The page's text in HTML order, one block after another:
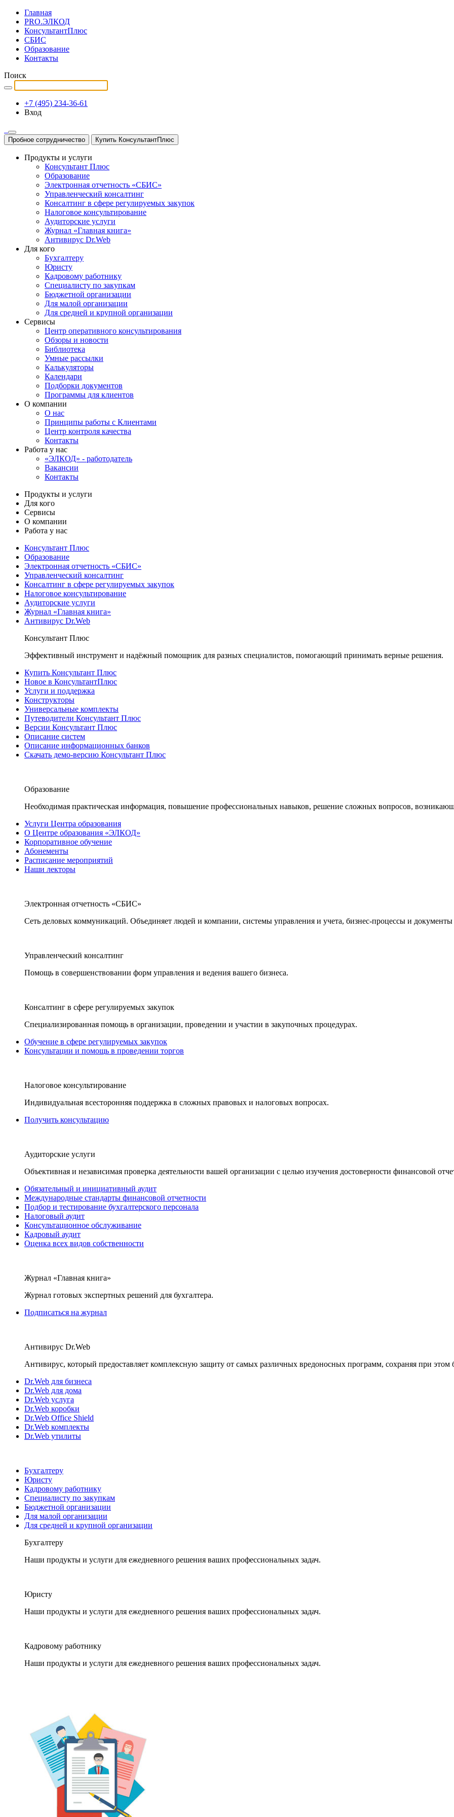
Главная
PRO.ЭЛКОД
КонсультантПлюс
СБИС
Образование
Контакты
Поиск
+7 (495) 234-36-61
Вход
Пробное сотрудничество Купить КонсультантПлюс
Продукты и услуги
Консультант Плюс
Образование
Электронная отчетность «СБИС»
Управленческий консалтинг
Консалтинг в сфере регулируемых закупок
Налоговое консультирование
Аудиторские услуги
Журнал «Главная книга»
Антивирус Dr.Web
Для кого
Бухгалтеру
Юристу
Кадровому работнику
Специалисту по закупкам
Бюджетной организации
Для малой организации
Для средней и крупной организации
Сервисы
Центр оперативного консультирования
Обзоры и новости
Библиотека
Умные рассылки
Калькуляторы
Календари
Подборки документов
Программы для клиентов
О компании
О нас
Принципы работы с Клиентами
Центр контроля качества
Контакты
Работа у нас
«ЭЛКОД» - работодатель
Вакансии
Контакты
Продукты и услуги
Для кого
Сервисы
О компании
Работа у нас
Консультант Плюс
Образование
Электронная отчетность «СБИС»
Управленческий консалтинг
Консалтинг в сфере регулируемых закупок
Налоговое консультирование
Аудиторские услуги
Журнал «Главная книга»
Антивирус Dr.Web
Консультант Плюс
Эффективный инструмент и надёжный помощник для разных специалистов, помогающий принимать верные решения.
Купить Консультант Плюс
Новое в КонсультантПлюс
Услуги и поддержка
Конструкторы
Универсальные комплекты
Путеводители Консультант Плюс
Версии Консультант Плюс
Описание систем
Описание информационных банков
Скачать демо-версию Консультант Плюс
Образование
Необходимая практическая информация, повышение профессиональных навыков, решение сложных вопросов,
Услуги Центра образования
О Центре образования «ЭЛКОД»
Корпоративное обучение
Абонементы
Расписание мероприятий
Наши лекторы
Электронная отчетность «СБИС»
Сеть деловых коммуникаций. Объединяет людей и компании, системы управления и учета, бизнес-процессы и документы
Управленческий консалтинг
Помощь в совершенствовании форм управления и ведения вашего бизнеса.
Консалтинг в сфере регулируемых закупок
Специализированная помощь в организации, проведении и участии в закупочных процедурах.
Обучение в сфере регулируемых закупок
Консультации и помощь в проведении торгов
Налоговое консультирование
Индивидуальная всесторонняя поддержка в сложных правовых и налоговых вопросах.
Получить консультацию
Аудиторские услуги
Объективная и независимая проверка деятельности вашей организации с целью изучения достоверности финансовой
Обязательный и инициативный аудит
Международные стандарты финансовой отчетности
Подбор и тестирование бухгалтерского персонала
Налоговый аудит
Консультационное обслуживание
Кадровый аудит
Оценка всех видов собственности
Журнал «Главная книга»
Журнал готовых экспертных решений для бухгалтера.
Подписаться на журнал
Антивирус Dr.Web
Антивирус, который предоставляет комплексную защиту от самых различных вредоносных программ, сохраняя при этом
Dr.Web для бизнеса
Dr.Web для дома
Dr.Web услуга
Dr.Web коробки
Dr.Web Office Shield
Dr.Web комплекты
Dr.Web утилиты
Бухгалтеру
Юристу
Кадровому работнику
Специалисту по закупкам
Бюджетной организации
Для малой организации
Для средней и крупной организации
Бухгалтеру
Наши продукты и услуги для ежедневного решения ваших профессиональных задач.
Юристу
Наши продукты и услуги для ежедневного решения ваших профессиональных задач.
Кадровому работнику
Наши продукты и услуги для ежедневного решения ваших профессиональных задач.